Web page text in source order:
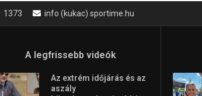
1373 info (kukac) sportime.hu
A legfrissebb videók
Az extrém időjárás és az
aszály